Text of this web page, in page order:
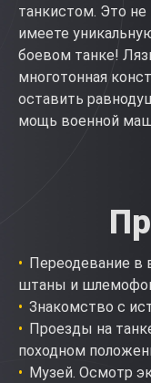
танкистом. Это
имеете
боевом танке!
многотонная
оставить
мощь военной
Переодевание в
штаны и
Знакомство с
Проезды на
походном
Музей. Осмотр